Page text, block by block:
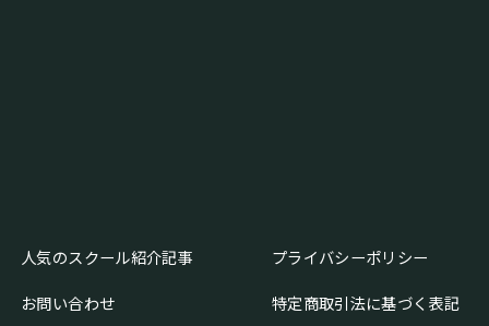
人気のスクール紹介記事
お問い合わせ
プライバシーポリシー
特定商取引法に基づく表記